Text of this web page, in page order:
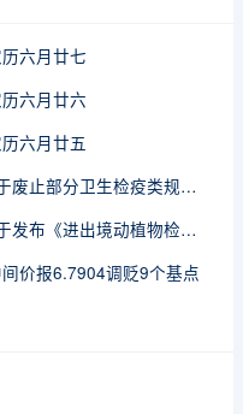
六月廿七
六月廿六
六月廿五
海关总署公告2026年第112号（关于废止部分卫生检疫类规范性文件的公告）
海关总署公告2026年第111号（关于发布《进出境动植物检疫处理监督管理工作规定》《进出境卫生处理监督管理工作规定》的公告）
价报6.7904调贬9个基点